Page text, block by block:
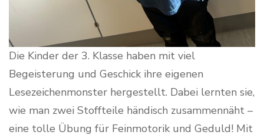
Die Kinder der 3. Klasse haben mit viel
Begeisterung und Geschick ihre eigenen
Lesezeichenmonster hergestellt. Dabei lernten sie,
wie man zwei Stoffteile händisch zusammennäht –
eine tolle Übung für Feinmotorik und Geduld! Mit